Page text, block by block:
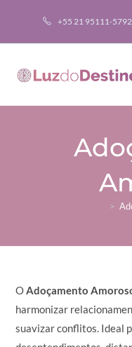
+55 21 95111-5792
>
OAdoçamento
harmonizar
suavizar conflitos. Ideal